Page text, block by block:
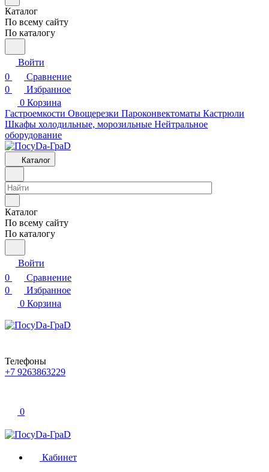
Каталог
По всему сайту
По каталогу
Войти
0
Сравнение
0
Избранное
0 Корзина
Гастроемкости Овощерезки Пароконвектоматы Кастрюли
Шкафы холодильные, морозильные Нейтральное
оборудование
Каталог
Каталог
По всему сайту
По каталогу
Войти
0
Сравнение
0
Избранное
0 Корзина
Телефоны
+7 9263863229
0
Кабинет